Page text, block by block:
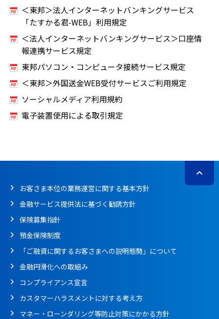
＜東邦＞法人インターネットバンキングサービス
「たすかる君-WEB」利用規定
＜法人インターネットバンキングサービス＞口座情
報連携サービス規定
東邦パソコン・コンピュータ接続サービス規定
＜東邦＞外国送金WEB受付サービスご利用規定
ソーシャルメディア利用規約
電子装置使用による取引規定
お客さま本位の業務運営に関する基本方針
金融サービス提供法に基づく勧誘方針
保険募集指針
預金保険制度
「ご融資に関するお客さまへの説明態勢」について
金融円滑化への取組み
コンプライアンス宣言
カスタマーハラスメントに対する考え方
マネー・ローンダリング等防止対策にかかる方針